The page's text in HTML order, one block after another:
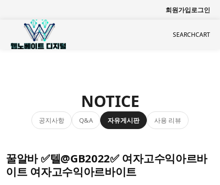
회원가입로그인
SEARCHCART
NOTICE
공지사항 Q&A 자유게시판 사용 리뷰
꿀알바 ✅텔@GB2022✅ 여자고수익아르바
이트 여자고수익아르바이트